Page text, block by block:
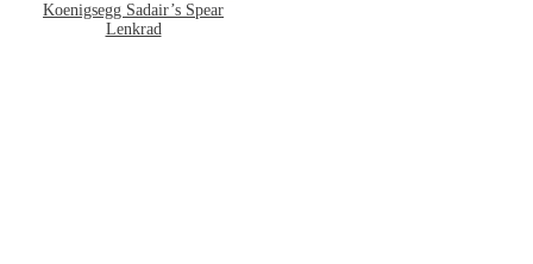
Koenigsegg Sadair’s Spear
Lenkrad